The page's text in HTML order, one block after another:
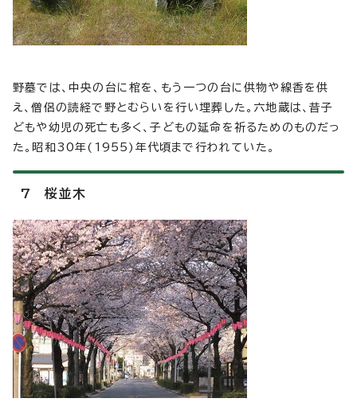
野墓では、中央の台に棺を、もう一つの台に供物や線香を供
え、僧侶の読経で野とむらいを行い埋葬した。六地蔵は、昔子
どもや幼児の死亡も多く、子どもの延命を祈るためのものだっ
た。昭和30年(1955)年代頃まで行われていた。
7 桜並木